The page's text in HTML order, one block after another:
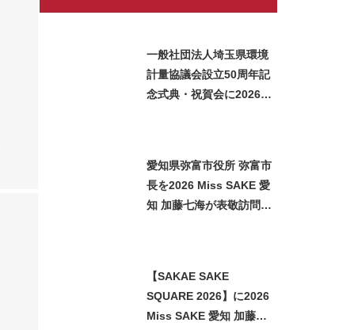
一般社団法人埼玉県環境
計量協議会設立50周年記
念式典・祝賀会に2026
愛知県弥富市役所 弥富市
長を2026 Miss SAKE 愛
知 加藤七海が表敬訪問い
【SAKAE SAKE
SQUARE 2026】に2026
Miss SAKE 愛知 加藤七